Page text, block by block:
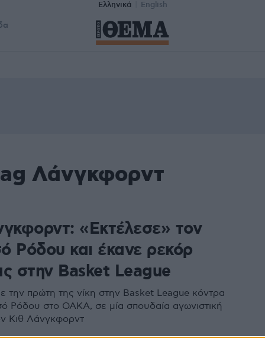
Ελληνικά English
Λάνγκφορντ
«Εκτέλεσε» τον
Ρόδου και έκανε ρεκόρ
στην Basket League
την πρώτη της νίκη στην Basket League κόντρα
Ρόδου στο ΟΑΚΑ, σε μία σπουδαία αγωνιστική
Κιθ Λάνγκφορντ